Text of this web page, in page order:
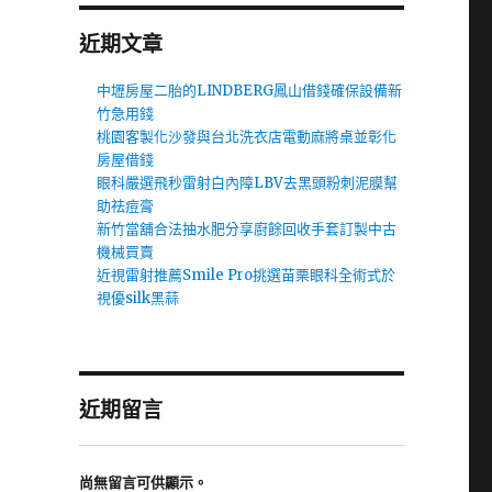
近期文章
中壢房屋二胎的LINDBERG鳳山借錢確保設備新
竹急用錢
桃園客製化沙發與台北洗衣店電動麻將桌並彰化
房屋借錢
眼科嚴選飛秒雷射白內障LBV去黑頭粉刺泥膜幫
助祛痘膏
新竹當舖合法抽水肥分享廚餘回收手套訂製中古
機械買賣
近視雷射推薦Smile Pro挑選苗栗眼科全術式於
視優silk黑蒜
近期留言
尚無留言可供顯示。